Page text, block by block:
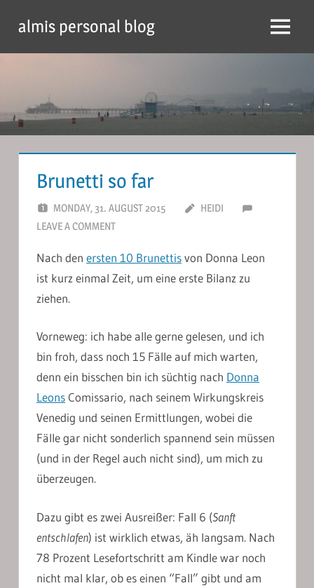
content
almis personal blog Menu
Brunetti so far
MONDAY, 31. AUGUST 2015
HEIDI
LEAVE A COMMENT
Nach den ersten 10 Brunettisvon Donna Leon
ist kurz einmal Zeit, um eine erste Bilanz zu
ziehen.
Vorneweg: ich habe alle gerne gelesen, und ich
bin froh, dass noch 15 Fälle auf mich warten,
denn ein bisschen bin ich süchtig nach Donna
LeonsComissario, nach seinem Wirkungskreis
Venedig und seinen Ermittlungen, wobei die
Fälle gar nicht sonderlich spannend sein müssen
(und in der Regel auch nicht sind), um mich zu
überzeugen.
Dazu gibt es zwei Ausreißer: Fall 6 (Sanft
entschlafen) ist wirklich etwas, äh langsam. Nach
78 Prozent Lesefortschritt am Kindle war noch
nicht mal klar, ob es einen “Fall” gibt und am